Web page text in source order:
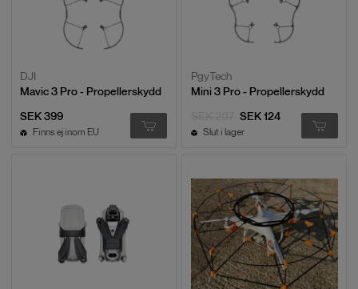
DJI
Mavic 3 Pro - Propellerskydd
SEK 399
Finns ej inom EU
PgyTech
Mini 3 Pro - Propellerskydd
SEK 124
Slut i lager